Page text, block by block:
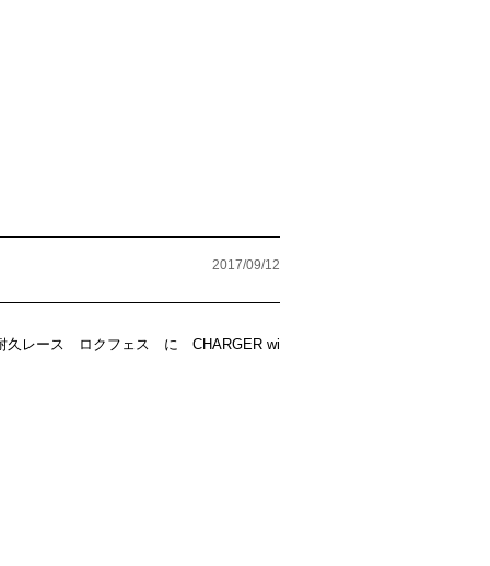
2017/09/12
久レース ロクフェス に CHARGER wi